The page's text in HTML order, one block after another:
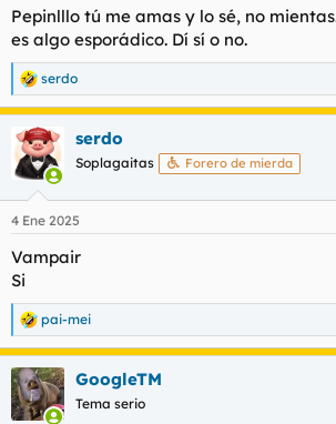
Pepinlllo tú me amas y lo sé, no
es algo esporádico. Dí sí o no.
R
e
a
c
c
i
e
:
serdo
serdo
Soplagaitas Forero de mierda
4 Ene 2025
Vampair
Si
R
e
a
c
c
i
pai-mei
GoogleTM
Tema serio